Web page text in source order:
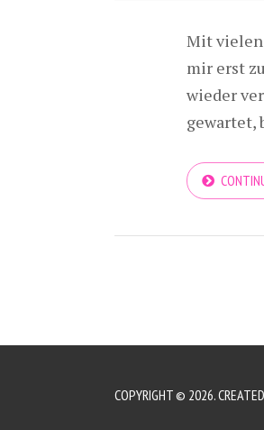
Mit vielen
mir erst
wieder
gewartet,
COPYRIGHT © 2026.